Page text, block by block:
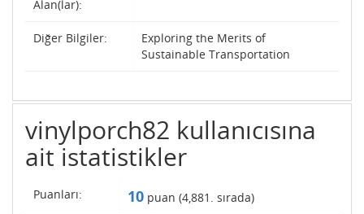
Alan(lar):
Diğer Bilgiler:
Exploring the Merits of
Sustainable Transportation
vinylporch82 kullanıcısına
ait istatistikler
Puanları: 10 puan (4,881 . sırada)